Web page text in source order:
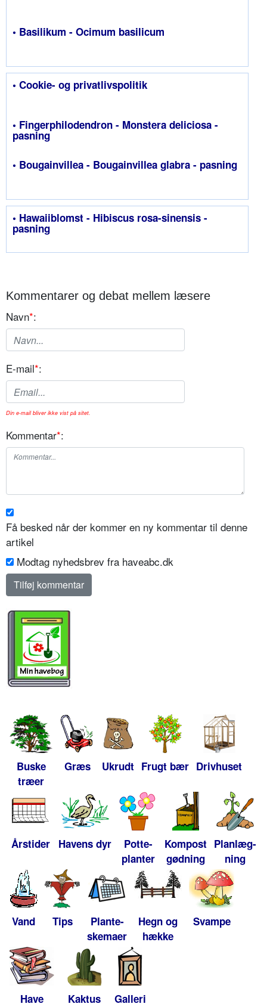
• Basilikum - Ocimum basilicum
• Cookie- og privatlivspolitik
• Fingerphilodendron - Monstera deliciosa -
pasning
• Bougainvillea - Bougainvillea glabra - pasning
• Hawaiiblomst - Hibiscus rosa-sinensis -
pasning
Kommentarer og debat mellem læsere
Navn*:
E-mail*:
Din e-mail bliver ikke vist på sitet.
Kommentar*:
Få besked når der kommer en ny kommentar til denne
artikel
Modtag nyhedsbrev fra haveabc.dk
Buske
træer
Græs Ukrudt Frugt bær Drivhuset
Årstider Havens dyr
Potte-
planter
Kompost
gødning
Planlæg-
ning
Vand Tips
Plante-
skemaer
Hegn og
hække
Svampe
Have
Kaktus
Galleri